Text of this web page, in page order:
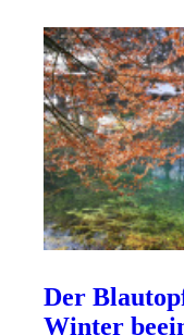
Der
Winter